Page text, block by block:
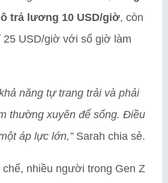
trả lương 10 USD/giờ, còn
25 USD/giờ với số giờ làm
năng tự trang trải và phải
thường xuyên để sống. Điều
áp lực lớn,”Sarah chia sẻ.
nhiều người trong Gen Z